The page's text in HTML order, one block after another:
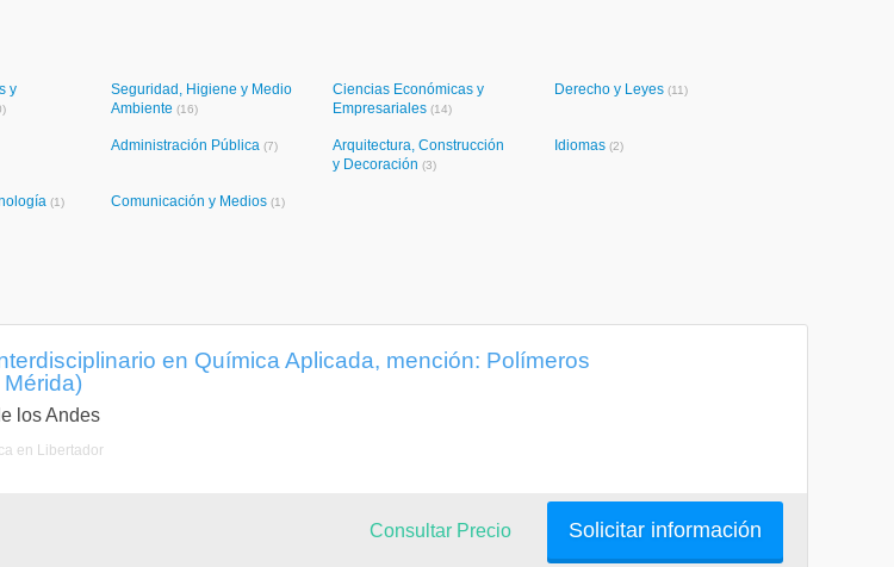
y
Seguridad, Higiene y Medio
Ambiente (16)
Ciencias Económicas y
Empresariales (14)
Derecho y Leyes (11)
Administración Pública (7)
Arquitectura, Construcción
y Decoración (3)
Idiomas (2)
(1) Comunicación y Medios (1)
en Química Aplicada, mención: Polímeros
los Andes
en Libertador
Solicitar información
Consultar Precio